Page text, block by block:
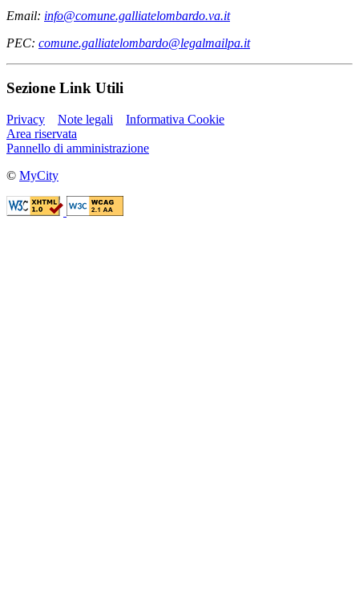
Email: info@comune.galliatelombardo.va.it
PEC: comune.galliatelombardo@legalmailpa.it
Sezione Link Utili
Privacy Note legali
Informativa Cookie
Area riservata
Pannello di amministrazione
© MyCity